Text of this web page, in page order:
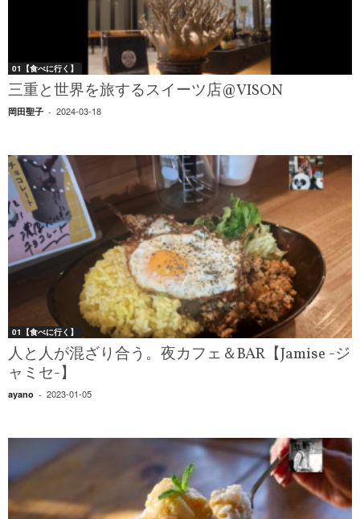
01【食べに行く】
三重と世界を旅するスイーツ店@VISON
岡田聖子 - 2024-03-18
01【食べに行く】
人と人が混ざり合う。夜カフェ＆BAR【Jamise -ジ
ャミセ-】
ayano - 2023-01-05